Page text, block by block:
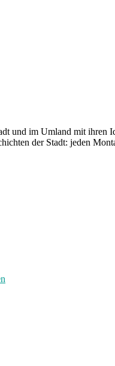
und im Umland mit
der Stadt: jeden